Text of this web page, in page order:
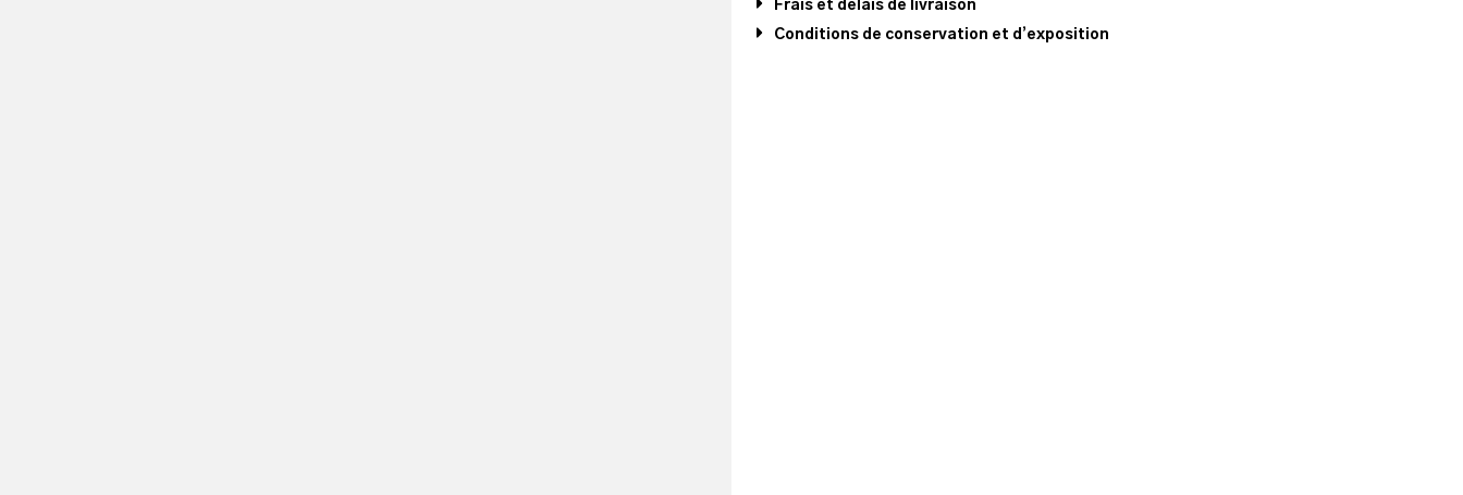
Frais et délais de livraison
Conditions de conservation et d’exposition